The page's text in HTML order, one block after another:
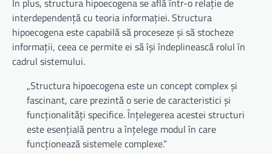
interdependență cu teoria informației. Structura
hipoecogena este capabilă să proceseze și să stocheze
informații, ceea ce permite ei să își îndeplinească rolul în
cadrul sistemului.
„Structura hipoecogena este un concept complex și
fascinant, care prezintă o serie de caracteristici și
funcționalități specifice. Înțelegerea acestei structuri
este esențială pentru a înțelege modul în care
funcționează sistemele complexe.”